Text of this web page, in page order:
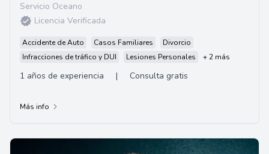
Servicio Oceano
Licencia Verificada
Accidente de Auto Casos Familiares
Divorcio
Infracciones de tráfico y DUI
Lesiones Personales + 2 más
1 años de experiencia | Consulta gratis
Más info